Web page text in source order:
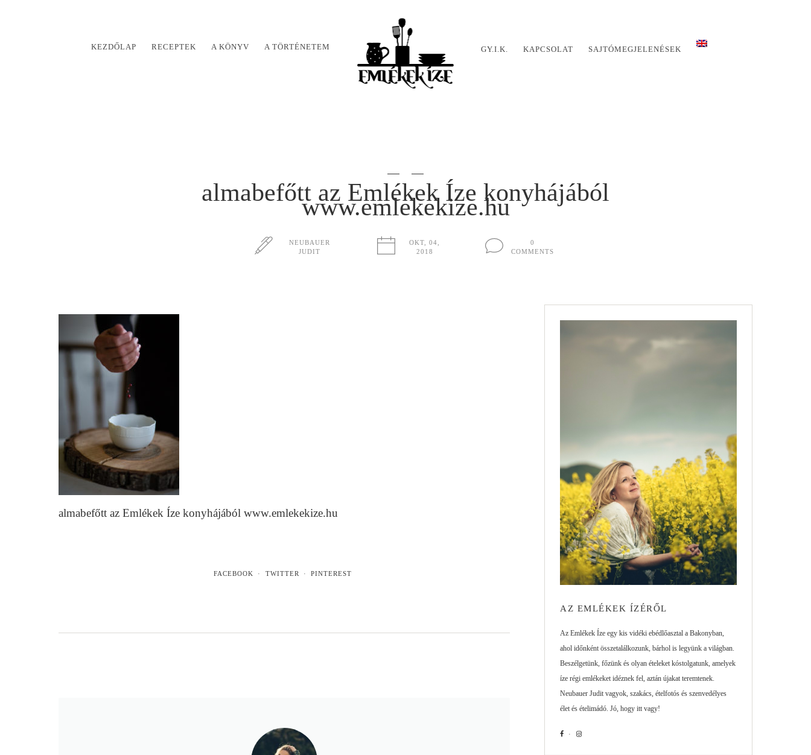
KEZDŐLAP RECEPTEK A KÖNYV A TÖRTÉNETEM GY.I.K. KAPCSOLAT SAJTÓMEGJELENÉSEK
almabefőtt az Emlékek Íze konyhájából
www.emlekekize.hu
NEUBAUER
JUDIT
OKT, 04,
2018
0
COMMENTS
almabefőtt az Emlékek Íze konyhájából www.emlekekize.hu
FACEBOOK TWITTER PINTEREST
AZ EMLÉKEK ÍZÉRŐL
Az Emlékek Íze egy kis vidéki ebédlőasztal a Bakonyban,
ahol időnként összetalálkozunk, bárhol is legyünk a világban.
Beszélgetünk, főzünk és olyan ételeket kóstolgatunk, amelyek
íze régi emlékeket idéznek fel, aztán újakat teremtenek.
Neubauer Judit vagyok, szakács, ételfotós és szenvedélyes
élet és ételimádó. Jó, hogy itt vagy!